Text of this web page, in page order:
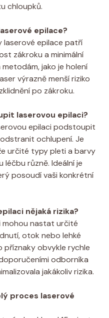
chloupků.
epilace?
laserové epilace patří
zákroku a minimální
jako je holení
výrazně menší riziko
po zákroku.
laserovou epilaci?
epilaci podstoupit
ochlupení. Je
určité typy pleti a barvy
léčbu různě. Ideální je
posoudí vaši konkrétní
nějaká rizika?
mohou nastat určité
otok nebo lehké
příznaky obvykle rychle
odborníka
jakákoliv rizika.
proces laserové